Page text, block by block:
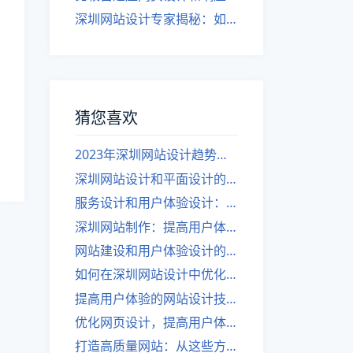
深圳网站设计专家揭秘：如何实现自适应网页设计
猜您喜欢
2023年深圳网站设计趋势：热门风格与元素预测
深圳网站设计和平面设计的差异
服务设计和用户体验设计：两者的差异是什么？
深圳网站制作：提高用户体验和页面设计的技巧
网站建设和用户体验设计的关系是什么？
如何在深圳网站设计中优化用户体验？
提高用户体验的网站设计技巧
优化网页设计，提高用户体验
打造高质量网站：从这些方面入手